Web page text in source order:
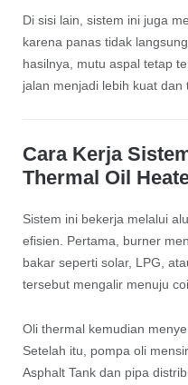
Di sisi lain, sistem ini juga
karena panas tidak
hasilnya, mutu aspal tetap
jalan menjadi lebih kuat dan
Cara Kerja
Thermal Oil
Sistem ini bekerja melalui
efisien. Pertama, burner
bakar seperti solar, LPG,
tersebut mengalir menuju
Oli thermal kemudian
Setelah itu, pompa oli
Asphalt Tank dan pipa